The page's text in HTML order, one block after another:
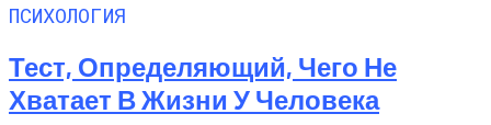
ПСИХОЛОГИЯ
Тест, Определяющий, Чего Не
Хватает В Жизни У Человека